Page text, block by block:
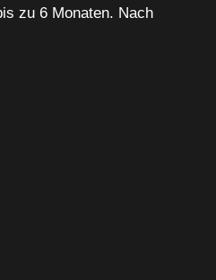
zu 6 Monaten. Nach